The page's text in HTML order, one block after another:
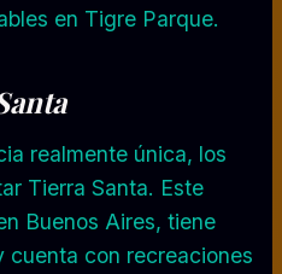
en Tigre Parque.
realmente única, los
Tierra Santa. Este
Buenos Aires, tiene
cuenta con recreaciones